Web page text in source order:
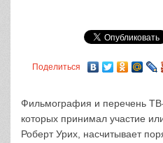
Поделиться
Фильмография и перечень
которых принимал участие
Роберт Урих, насчитывает